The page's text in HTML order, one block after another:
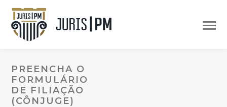
PREENCHA O
FORMULÁRIO
DE FILIAÇÃO
(CÔNJUGE)